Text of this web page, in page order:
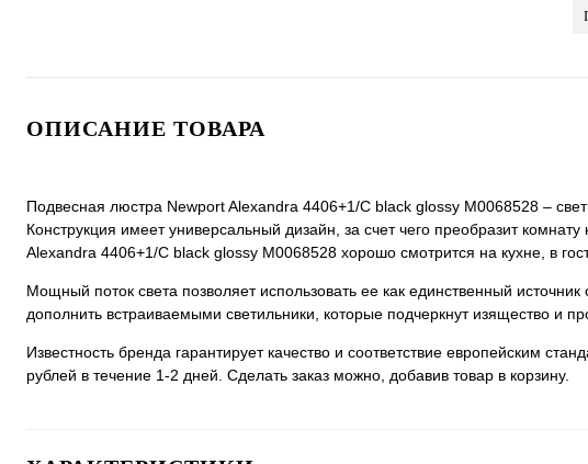
ОПИСАНИЕ ТОВАРА
Подвесная люстра Newport Alexandra 4406+1/C black glossy М0068528 –
Конструкция имеет универсальный дизайн, за счет чего преобразит
Alexandra 4406+1/C black glossy М0068528 хорошо смотрится на кухне, в
Мощный поток света позволяет использовать ее как единственный
дополнить встраиваемыми светильники, которые подчеркнут изящество и
Известность бренда гарантирует качество и соответствие европейским
рублей в течение 1-2 дней. Сделать заказ можно, добавив товар в корзину.